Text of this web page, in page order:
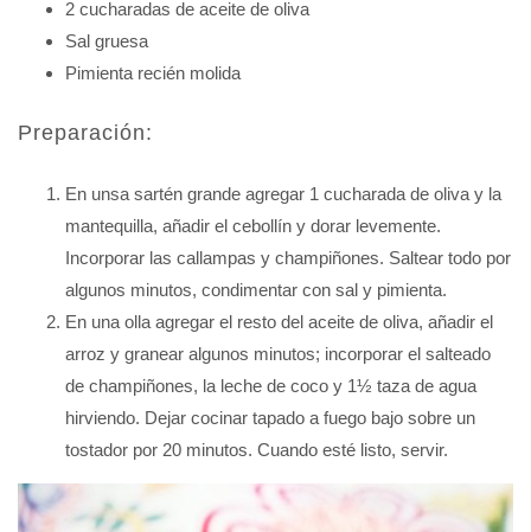
2 cucharadas de aceite de oliva
Sal gruesa
Pimienta recién molida
Preparación:
En unsa sartén grande agregar 1 cucharada de oliva y la
mantequilla, añadir el cebollín y dorar levemente.
Incorporar las callampas y champiñones. Saltear todo por
algunos minutos, condimentar con sal y pimienta.
En una olla agregar el resto del aceite de oliva, añadir el
arroz y granear algunos minutos; incorporar el salteado
de champiñones, la leche de coco y 1½ taza de agua
hirviendo. Dejar cocinar tapado a fuego bajo sobre un
tostador por 20 minutos. Cuando esté listo, servir.